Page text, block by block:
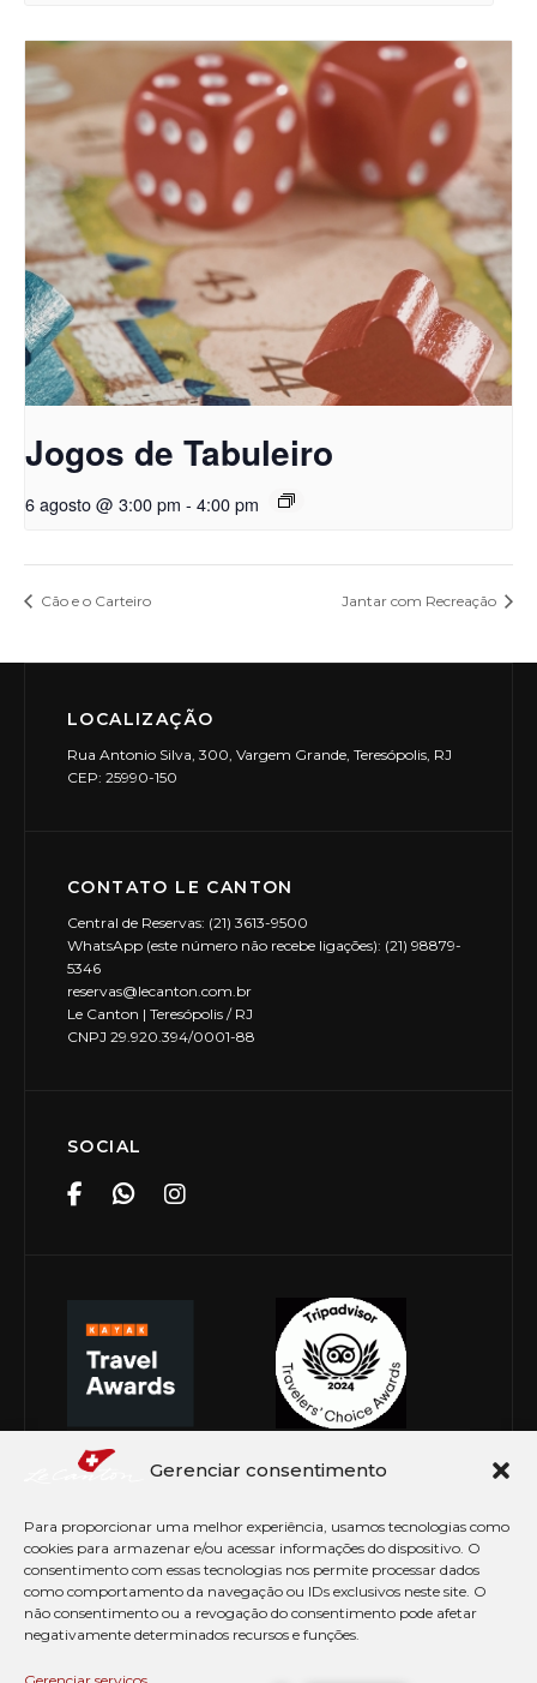
Gerenciar consentimento
Para proporcionar uma melhor experiência, usamos tecnologias como
cookies para armazenar e/ou acessar informações do dispositivo. O
consentimento com essas tecnologias nos permite processar dados
como comportamento da navegação ou IDs exclusivos neste site. O
não consentimento ou a revogação do consentimento pode afetar
negativamente determinados recursos e funções.
Jogos de Tabuleiro
6 agosto @ 3:00 pm - 4:00 pm
Cão e o Carteiro Jantar com Recreação
LOCALIZAÇÃO
Rua Antonio Silva, 300, Vargem Grande, Teresópolis, RJ
CEP: 25990-150
CONTATO LE CANTON
Central de Reservas: (21) 3613-9500
WhatsApp (este número não recebe ligações): (21) 98879-
5346
reservas@lecanton.com.br
Le Canton | Teresópolis / RJ
CNPJ 29.920.394/0001-88
SOCIAL
© Copyright 2026 Le Canton. Todos os direitos